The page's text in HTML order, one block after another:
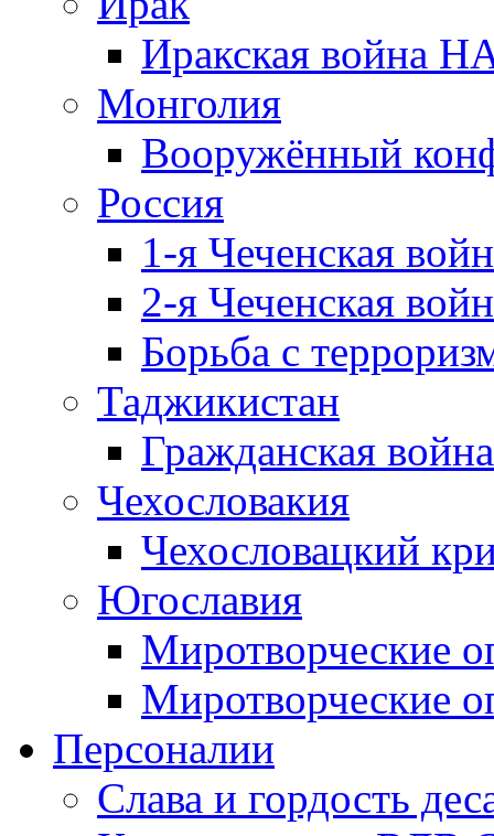
Иракская война
Монголия
Вооружённый
Россия
1-я Чеченская
2-я Чеченская
Борьба с
Таджикистан
Гражданская
Чехословакия
Чехословацкий
Югославия
Миротворческие
Миротворческие
Персоналии
Слава и гордость